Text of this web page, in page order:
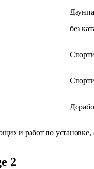
без
и работ по установке,
2